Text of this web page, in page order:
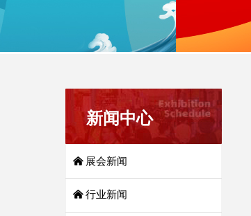
낀 展会新闻
낀 行业新闻
新闻中心